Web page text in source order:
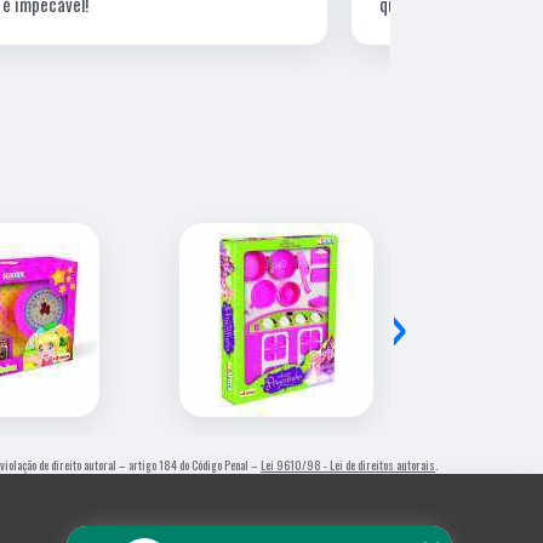
›
de direito autoral – artigo 184 do Código Penal – Lei 9610/98 - Lei de direitos autorais